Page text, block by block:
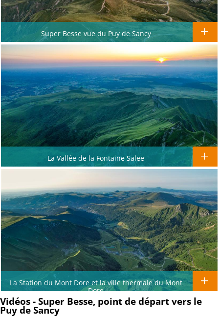
Super Besse vue du Puy de Sancy
La Vallée de la Fontaine Salee
La Station du Mont Dore et la ville thermale du Mont
Dore
Vidéos - Super Besse, point de départ vers le
Puy de Sancy